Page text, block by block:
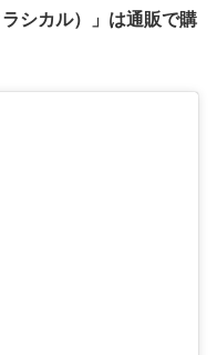
シカル）」は通販で購